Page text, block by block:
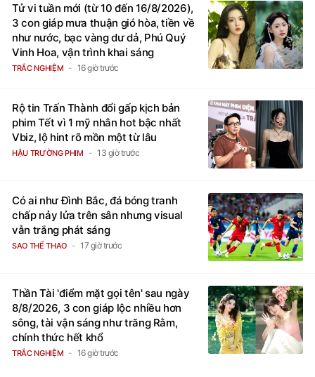
Tử vi tuần mới (từ 10 đến 16/8/2026),
3 con giáp mưa thuận gió hòa, tiền về
như nước, bạc vàng dư dả, Phú Quý
Vinh Hoa, vận trình khai sáng
TRẮC NGHIỆM 16 giờ trước
Rộ tin Trấn Thành đổi gấp kịch bản
phim Tết vì 1 mỹ nhân hot bậc nhất
Vbiz, lộ hint rõ mồn một từ lâu
HẬU TRƯỜNG PHIM 13 giờ trước
Có ai như Đình Bắc, đá bóng tranh
chấp nảy lửa trên sân nhưng visual
vẫn trắng phát sáng
SAO THỂ THAO 17 giờ trước
Thần Tài 'điểm mặt gọi tên' sau ngày
8/8/2026, 3 con giáp lộc nhiều hơn
sông, tài vận sáng như trăng Rằm,
chính thức hết khổ
TRẮC NGHIỆM 16 giờ trước